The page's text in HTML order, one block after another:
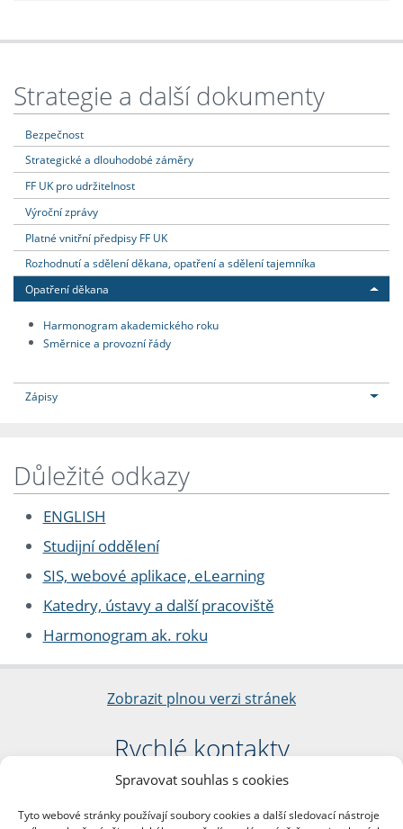
Spravovat souhlas s cookies
Tyto webové stránky používají soubory cookies a další sledovací nástroje
Strategie a další dokumenty
Bezpečnost
Strategické a dlouhodobé záměry
FF UK pro udržitelnost
Výroční zprávy
Platné vnitřní předpisy FF UK
Rozhodnutí a sdělení děkana, opatření a sdělení tajemníka
Opatření děkana
Harmonogram akademického roku
Směrnice a provozní řády
Zápisy
Důležité odkazy
ENGLISH
Studijní oddělení
SIS, webové aplikace, eLearning
Katedry, ústavy a další pracoviště
Harmonogram ak. roku
Zobrazit plnou verzi stránek
Rychlé kontakty
Filozofická fakulta
nám. Jana Palacha 1/2